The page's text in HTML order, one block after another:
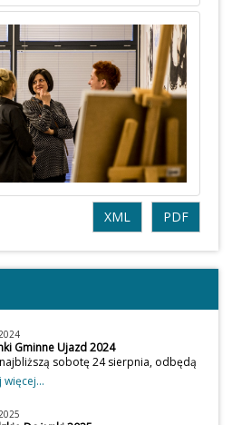
PDF
XML
Gminne Ujazd 2024
najbliższą sobotę 24 sierpnia, odbędą
Gminne. Tradycyjnie
rozpoczną się Mszą Świętą o
Po Mszy zapraszamy na część
więcej...